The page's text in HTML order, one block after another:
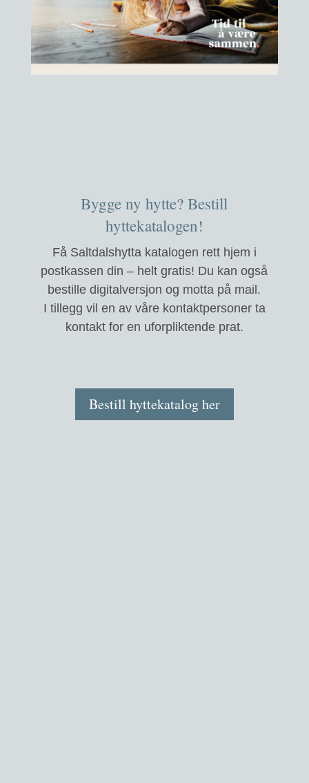
Bygge ny hytte? Bestill
hyttekatalogen!
Få Saltdalshytta katalogen rett hjem i
postkassen din – helt gratis! Du kan også
bestille digitalversjon og motta på mail.
I tillegg vil en av våre kontaktpersoner ta
kontakt for en uforpliktende prat.
Bestill hyttekatalog her